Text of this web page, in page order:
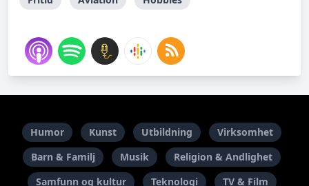
Humor Kunst Utbildning
Virksomhet
Barn & Familj
Musik
Religion & Andlighet
Samfunn og kultur
Teknologi TV & Film